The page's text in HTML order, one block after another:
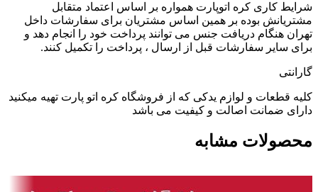
شرایط کاری کره اتوپارت همواره بر اساس اعتماد متقابل
مشتریانش بوده بر همین اساس مشتریان برای سفارشات داخل
تهران هنگام دریافت جنس می توانند پرداخت خود را انجام دهد و
برای سایر سفارشات قبل از ارسال ، پرداخت را تکمیل کنند.
گارانتی
کلیه قطعات و لوازم یدکی که از فروشگاه کره اتو پارت تهیه میکنید
دارای ضمانت اصالت و کیفیت می باشد
محصولات مشابه